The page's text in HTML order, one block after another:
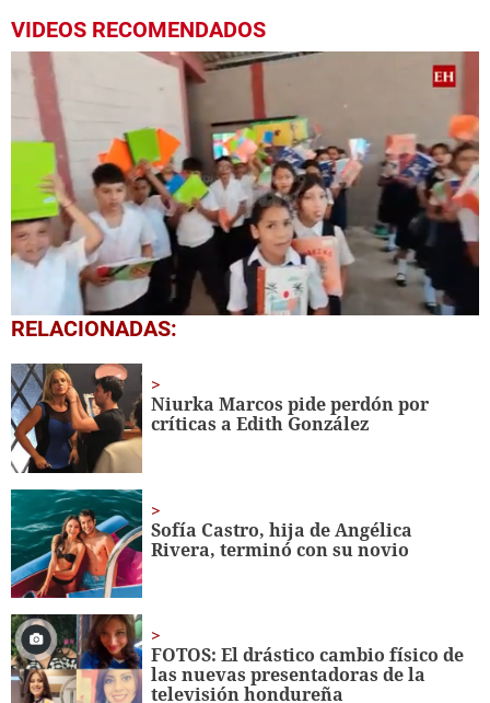
VIDEOS RECOMENDADOS
0
seconds
1
minute,
56
seconds
RELACIONADAS:
Niurka Marcos pide perdón por
críticas a Edith González
Sofía Castro, hija de Angélica
Rivera, terminó con su novio
FOTOS: El drástico cambio físico de
las nuevas presentadoras de la
televisión hondureña